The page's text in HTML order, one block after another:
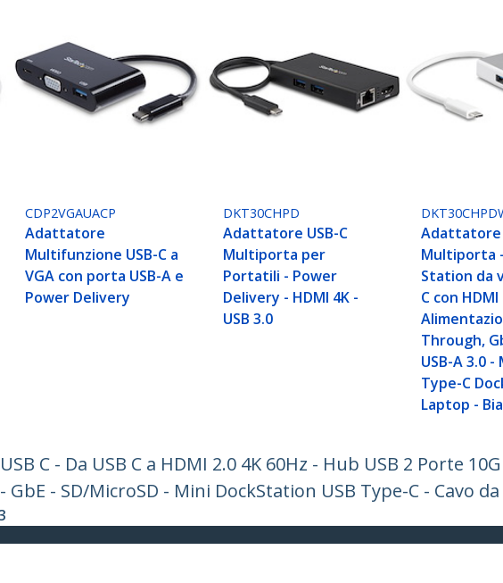
CDP2VGAUACP
Adattatore
Multifunzione USB-C a
VGA con porta USB-A e
Power Delivery
DKT30CHPD
Adattatore USB-C
Multiporta per
Portatili - Power
Delivery - HDMI 4K -
USB 3.0
Adattatore
Multiporta
Station da
C con
Through,
USB-A 3.0 -
Type-C
Laptop -
C - Da USB C a HDMI 2.0 4K 60Hz - Hub USB 2 Porte
- SD/MicroSD - Mini DockStation USB Type-C - Cavo
StarTech.com Assistenza clienti